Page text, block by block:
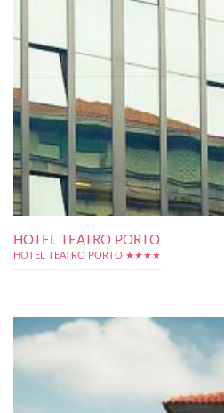
HOTEL TEATRO PORTO
HOTEL TEATRO PORTO ★★★★